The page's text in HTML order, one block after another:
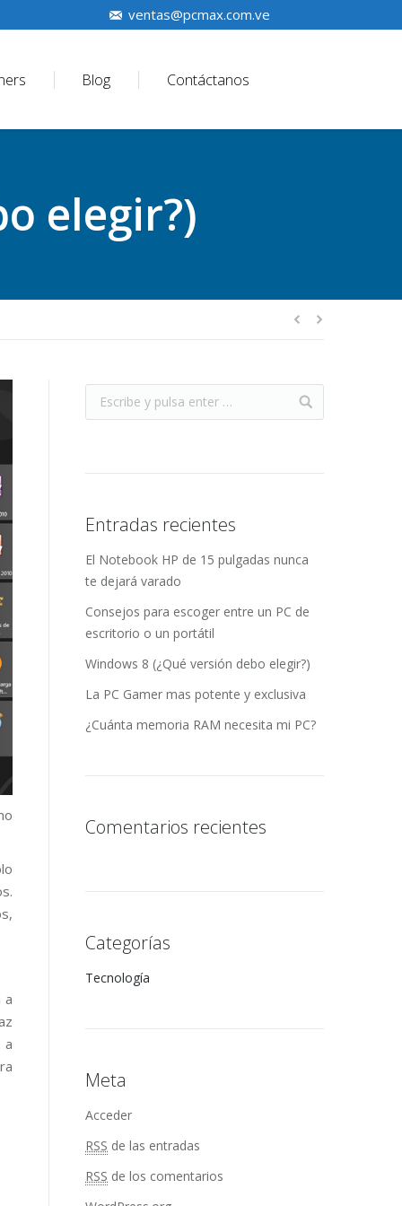
ventas@pcmax.com.ve
Blog Contáctanos
elegir?)
a
a
Entradas recientes
El Notebook HP de 15 pulgadas nunca
te dejará varado
Consejos para escoger entre un PC de
escritorio o un portátil
Windows 8 (¿Qué versión debo elegir?)
La PC Gamer mas potente y exclusiva
¿Cuánta memoria RAM necesita mi PC?
Comentarios recientes
Categorías
Tecnología
Meta
Acceder
RSS de las entradas
RSS de los comentarios